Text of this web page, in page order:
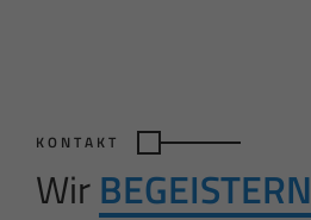
KONTAKT
WirBEGEISTERN